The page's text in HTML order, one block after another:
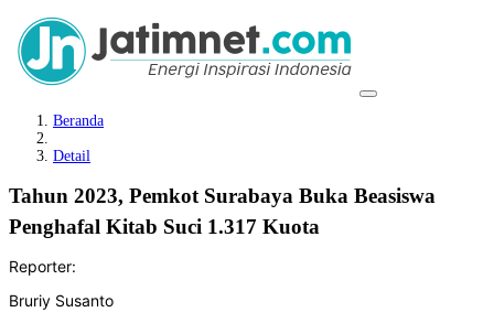
Beranda
Detail
Tahun 2023, Pemkot Surabaya Buka Beasiswa
Penghafal Kitab Suci 1.317 Kuota
Reporter:
Bruriy Susanto